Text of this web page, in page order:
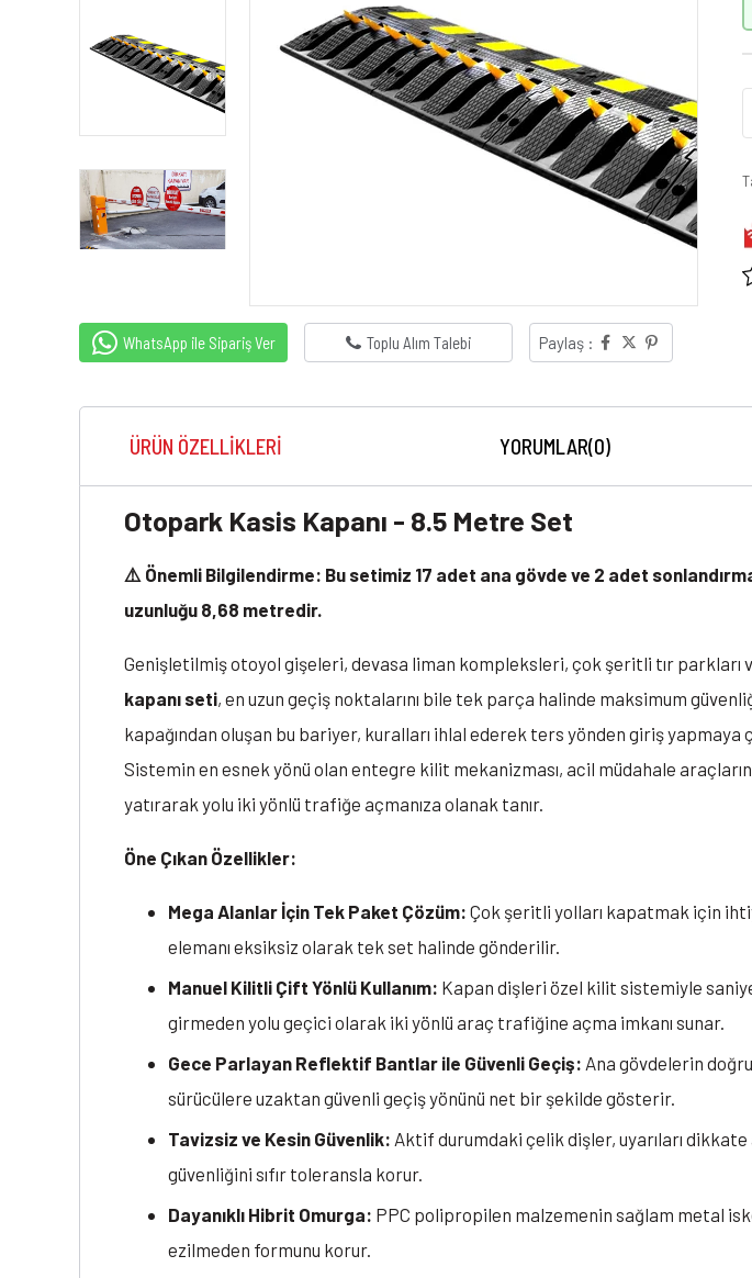
WhatsApp ile Sipariş Ver Toplu Alım Talebi Paylaş :
ÜRÜN ÖZELLIKLERI YORUMLAR(0)
Otopark Kasis Kapanı - 8.5 Metre Set
⚠️ Önemli Bilgilendirme: Bu setimiz 17 adet ana gövde ve 2 adet
uzunluğu 8,68 metredir.
Genişletilmiş otoyol gişeleri, devasa liman kompleksleri, çok şeritli tır
kapanı seti, en uzun geçiş noktalarını bile tek parça halinde maksimum
kapağından oluşan bu bariyer, kuralları ihlal ederek ters yönden giriş
Sistemin en esnek yönü olan entegre kilit mekanizması, acil müdahale
yatırarak yolu iki yönlü trafiğe açmanıza olanak tanır.
Öne Çıkan Özellikler:
Mega Alanlar İçin Tek Paket Çözüm: Çok şeritli yolları kapatmak için
elemanı eksiksiz olarak tek set halinde gönderilir.
Manuel Kilitli Çift Yönlü Kullanım: Kapan dişleri özel kilit sistemiyle
girmeden yolu geçici olarak iki yönlü araç trafiğine açma imkanı sunar.
Gece Parlayan Reflektif Bantlar ile Güvenli Geçiş: Ana gövdelerin
sürücülere uzaktan güvenli geçiş yönünü net bir şekilde gösterir.
Tavizsiz ve Kesin Güvenlik: Aktif durumdaki çelik dişler, uyarıları
güvenliğini sıfır toleransla korur.
Dayanıklı Hibrit Omurga: PPC polipropilen malzemenin sağlam metal
ezilmeden formunu korur.